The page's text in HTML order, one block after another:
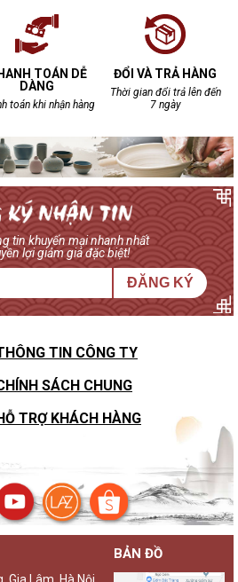
TOÁN DỄ
DÀNG
toán khi nhận hàng
ĐỔI VÀ TRẢ HÀNG
Thời gian đổi trả lên đến
7 ngày
tin khuyến mại nhanh nhất
lợi giảm giá đặc biệt!
ĐĂNG KÝ
TIN CÔNG TY
SÁCH CHUNG
TRỢ KHÁCH HÀNG
BẢN ĐỒ